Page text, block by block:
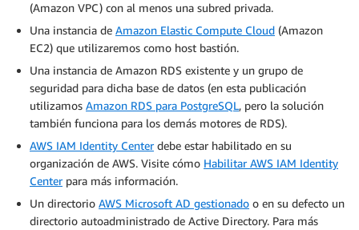
(Amazon VPC) con al menos una subred privada.
Una instancia de Amazon Elastic Compute Cloud (Amazon
EC2) que utilizaremos como host bastión.
Una instancia de Amazon RDS existente y un grupo de
seguridad para dicha base de datos (en esta publicación
utilizamos Amazon RDS para PostgreSQL, pero la solución
también funciona para los demás motores de RDS).
AWS IAM Identity Centerdebe estar habilitado en su
organización de AWS. Visite cómo Habilitar AWS IAM Identity
Centerpara más información.
Un directorio AWS Microsoft AD gestionado o en su defecto un
directorio autoadministrado de Active Directory. Para más